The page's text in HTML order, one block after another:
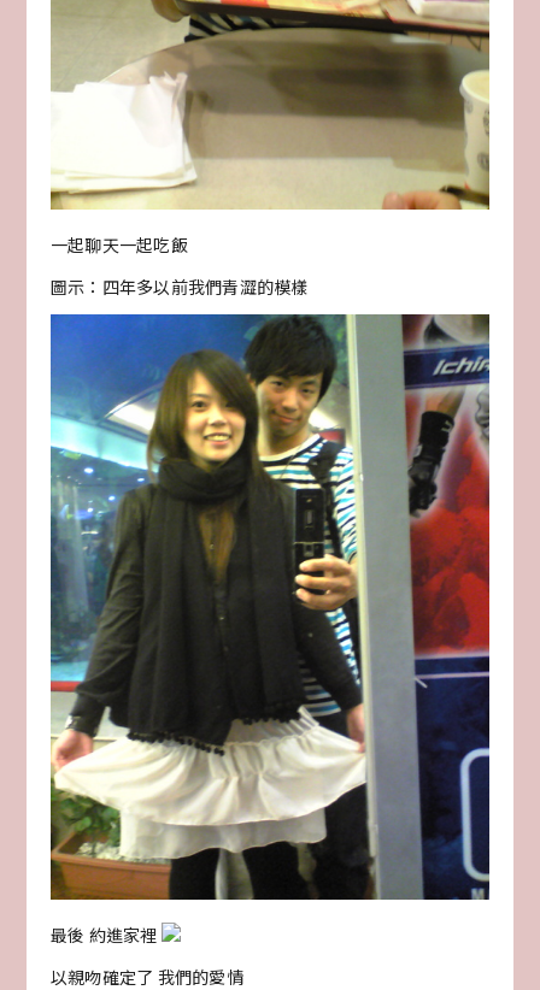
一起聊天一起吃飯
圖示：四年多以前我們青澀的模樣
最後 約進家裡
以親吻確定了 我們的愛情